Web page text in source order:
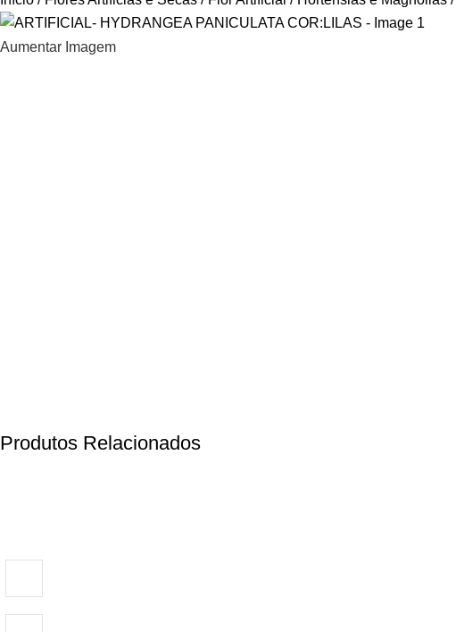
Aumentar Imagem
Produtos Relacionados